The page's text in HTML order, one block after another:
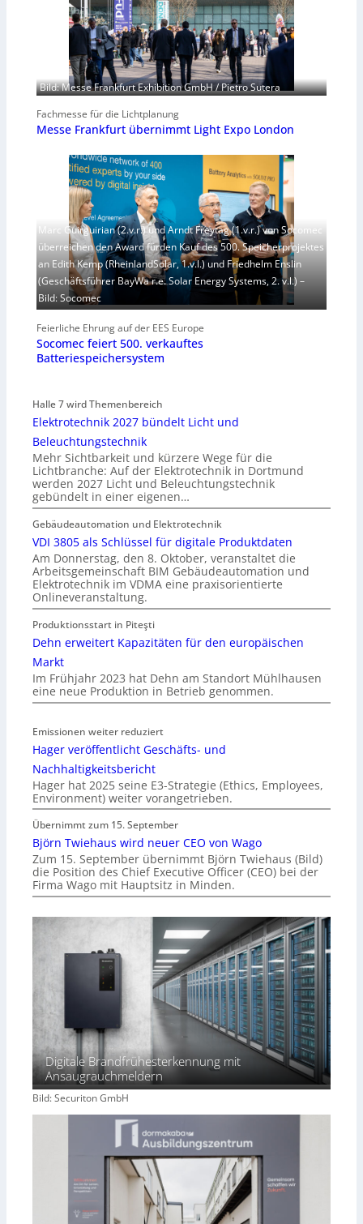
Bild: Messe Frankfurt Exhibition GmbH / Pietro Sutera
Fachmesse für die Lichtplanung
Messe Frankfurt übernimmt Light Expo London
Marc Guirguirian (2.v.r.) und Arndt Freytag (1.v.r.) von Socomec
überreichen den Award fürden Kauf des 500. Speicherprojektes
an Edith Kemp (RheinlandSolar, 1.v.l.) und Friedhelm Enslin
(Geschäftsführer BayWa r.e. Solar Energy Systems, 2. v.l.) –
Bild: Socomec
Feierliche Ehrung auf der EES Europe
Socomec feiert 500. verkauftes
Batteriespeichersystem
Halle 7 wird Themenbereich
Elektrotechnik 2027 bündelt Licht und
Beleuchtungstechnik
Mehr Sichtbarkeit und kürzere Wege für die
Lichtbranche: Auf der Elektrotechnik in Dortmund
werden 2027 Licht und Beleuchtungstechnik
gebündelt in einer eigenen…
Gebäudeautomation und Elektrotechnik
VDI 3805 als Schlüssel für digitale Produktdaten
Am Donnerstag, den 8. Oktober, veranstaltet die
Arbeitsgemeinschaft BIM Gebäudeautomation und
Elektrotechnik im VDMA eine praxisorientierte
Onlineveranstaltung.
Produktionsstart in Piteşti
Dehn erweitert Kapazitäten für den europäischen
Markt
Im Frühjahr 2023 hat Dehn am Standort Mühlhausen
eine neue Produktion in Betrieb genommen.
Emissionen weiter reduziert
Hager veröffentlicht Geschäfts- und
Nachhaltigkeitsbericht
Hager hat 2025 seine E3-Strategie (Ethics, Employees,
Environment) weiter vorangetrieben.
Übernimmt zum 15. September
Björn Twiehaus wird neuer CEO von Wago
Zum 15. September übernimmt Björn Twiehaus (Bild)
die Position des Chief Executive Officer (CEO) bei der
Firma Wago mit Hauptsitz in Minden.
Digitale Brandfrühesterkennung mit
Ansaugrauchmeldern
Bild: Securiton GmbH